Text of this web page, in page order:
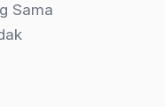
Sama